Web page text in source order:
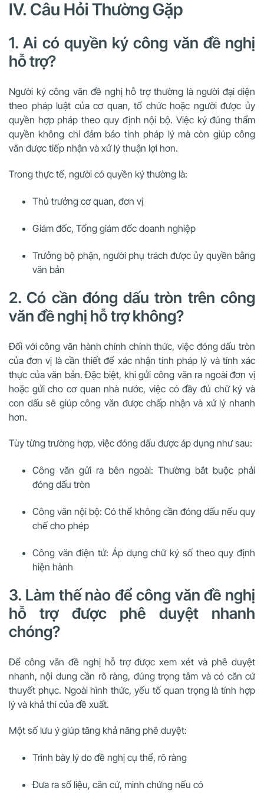
IV. Câu Hỏi Thường Gặp
1. Ai có quyền ký công văn đề nghị
hỗ trợ?
Người ký công văn đề nghị hỗ trợ thường là người đại diện
theo pháp luật của cơ quan, tổ chức hoặc người được ủy
quyền hợp pháp theo quy định nội bộ. Việc ký đúng thẩm
quyền không chỉ đảm bảo tính pháp lý mà còn giúp công
văn được tiếp nhận và xử lý thuận lợi hơn.
Trong thực tế, người có quyền ký thường là:
Thủ trưởng cơ quan, đơn vị
Giám đốc, Tổng giám đốc doanh nghiệp
Trưởng bộ phận, người phụ trách được ủy quyền bằng
văn bản
2. Có cần đóng dấu tròn trên công
văn đề nghị hỗ trợ không?
Đối với công văn hành chính chính thức, việc đóng dấu tròn
của đơn vị là cần thiết để xác nhận tính pháp lý và tính xác
thực của văn bản. Đặc biệt, khi gửi công văn ra ngoài đơn vị
hoặc gửi cho cơ quan nhà nước, việc có đầy đủ chữ ký và
con dấu sẽ giúp công văn được chấp nhận và xử lý nhanh
hơn.
Tùy từng trường hợp, việc đóng dấu được áp dụng như sau:
Công văn gửi ra bên ngoài: Thường bắt buộc phải
đóng dấu tròn
Công văn nội bộ: Có thể không cần đóng dấu nếu quy
chế cho phép
Công văn điện tử: Áp dụng chữ ký số theo quy định
hiện hành
3. Làm thế nào để công văn đề nghị
hỗ trợ được phê duyệt nhanh
chóng?
Để công văn đề nghị hỗ trợ được xem xét và phê duyệt
nhanh, nội dung cần rõ ràng, đúng trọng tâm và có căn cứ
thuyết phục. Ngoài hình thức, yếu tố quan trọng là tính hợp
lý và khả thi của đề xuất.
Một số lưu ý giúp tăng khả năng phê duyệt:
Trình bày lý do đề nghị cụ thể, rõ ràng
Đưa ra số liệu, căn cứ, minh chứng nếu có